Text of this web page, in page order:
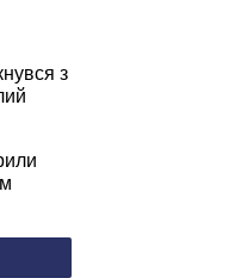
з